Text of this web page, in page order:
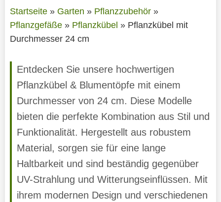
Startseite» Garten » Pflanzzubehör»
Pflanzgefäße» Pflanzkübel » Pflanzkübel mit
Durchmesser 24 cm
Entdecken Sie unsere hochwertigen
Pflanzkübel & Blumentöpfe mit einem
Durchmesser von 24 cm. Diese Modelle
bieten die perfekte Kombination aus Stil und
Funktionalität. Hergestellt aus robustem
Material, sorgen sie für eine lange
Haltbarkeit und sind beständig gegenüber
UV-Strahlung und Witterungseinflüssen. Mit
ihrem modernen Design und verschiedenen